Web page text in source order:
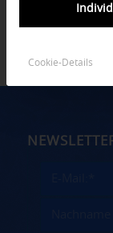
Cookie-Details